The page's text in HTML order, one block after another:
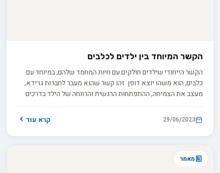
הקשר המיוחד בין ילדים לכלבים
הקשר הייחודי שילדים חולקים עם חיות המחמד שלהם, במיוחד עם
כלבים, הוא משהו יוצא דופן. זהו קשר שהוא מעבר לחברות גרידא,
מעצב את הצמיחה, ההתפתחות הרגשית והרווחה של הילד בדרכים
שמשאירות השפעות עמוקות ומתמשכות. האם כלבים הם רק חיות
מחמד, או שהם יכולים להיות מטפלים, מחנכים ומלווים מרכזיים,
המעצבים בשקט אך ללא עוררין את עתיד ילדנו?
29/06/2023 קרא עוד
מאמר